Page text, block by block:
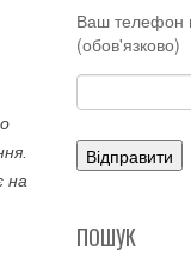
на
Ваш телефон
(обов'язково)
ПОШУК